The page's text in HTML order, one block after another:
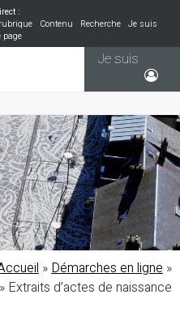
:
Contenu Recherche
Je suis
page
Je suis
»Démarches en ligne »
» Extraits d’actes de naissance